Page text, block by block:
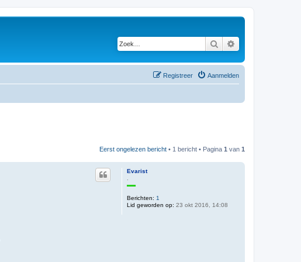
Zoek
Aanmelden
Registreer
Eerst ongelezen bericht • 1 bericht • Pagina 1 van 1
Evarist
Berichten: 1
Lid geworden op: 23 okt 2016, 14:08